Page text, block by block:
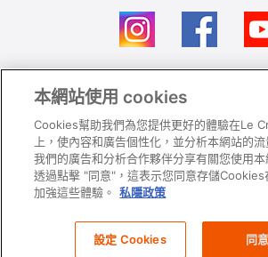
聯絡我們
私隱政策
加入我們 Super
All images and contents are © Le Creuset Hong
本網站使用 cookies
Cookies幫助我們為您提供更好的體驗在Le
上，使內容和廣告個性化，並分析本網站的
我們的廣告和分析合作夥伴分享有關您使用本
透過點擊 "同意"，這表示您同意存儲Cookies
加強這些體驗。 私隱政策
設定 Cookies 同意